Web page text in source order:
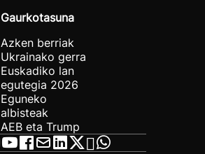
Gaurkotasuna
Azken berriak
Ukrainako gerra
Euskadiko lan
egutegia 2026
Eguneko
albisteak
AEB eta Trump